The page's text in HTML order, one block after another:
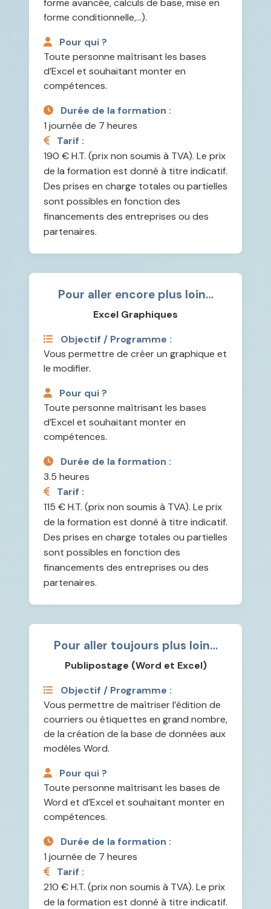
forme avancée, calculs de base, mise en
forme conditionnelle,…).
Pour qui ?
Toute personne maîtrisant les bases
d’Excel et souhaitant monter en
compétences.
Durée de la formation :
1 journée de 7 heures
Tarif :
190 € H.T. (prix non soumis à TVA). Le prix
de la formation est donné à titre indicatif.
Des prises en charge totales ou partielles
sont possibles en fonction des
financements des entreprises ou des
partenaires.
Pour aller encore plus loin…
Excel Graphiques
Objectif / Programme :
Vous permettre de créer un graphique et
le modifier.
Pour qui ?
Toute personne maîtrisant les bases
d’Excel et souhaitant monter en
compétences.
Durée de la formation :
3.5 heures
Tarif :
115 € H.T. (prix non soumis à TVA). Le prix
de la formation est donné à titre indicatif.
Des prises en charge totales ou partielles
sont possibles en fonction des
financements des entreprises ou des
partenaires.
Pour aller toujours plus loin…
Publipostage (Word et Excel)
Objectif / Programme :
Vous permettre de maîtriser l’édition de
courriers ou étiquettes en grand nombre,
de la création de la base de données aux
modèles Word.
Pour qui ?
Toute personne maîtrisant les bases de
Word et d’Excel et souhaitant monter en
compétences.
Durée de la formation :
1 journée de 7 heures
Tarif :
210 € H.T. (prix non soumis à TVA). Le prix
de la formation est donné à titre indicatif.